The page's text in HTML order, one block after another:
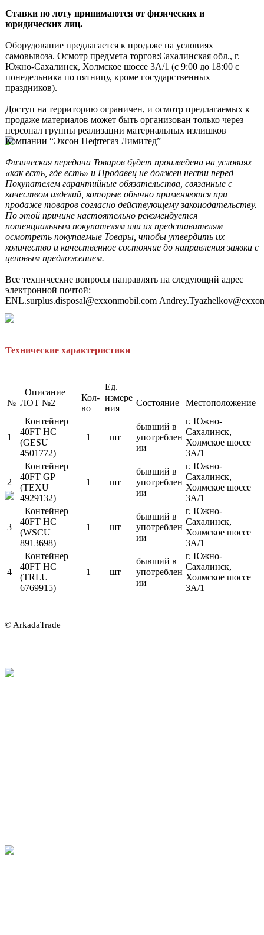
Ставки по лоту принимаются от физических и
юридических лиц.
Оборудование предлагается к продаже на условиях
самовывоза. Осмотр предмета торгов:Сахалинская обл., г.
Южно-Сахалинск, Холмское шоссе 3А/1 (с 9:00 до 18:00 с
понедельника по пятницу, кроме государственных
праздников).
Доступ на территорию ограничен, и осмотр предлагаемых к
продаже материалов может быть организован только через
персонал группы реализации материальных излишков
Компании “Эксон Нефтегаз Лимитед”
Физическая передача Товаров будет произведена на условиях
«как есть, где есть» и Продавец не должен нести перед
Покупателем гарантийные обязательства, связанные с
качеством изделий, которые обычно применяются при
продаже товаров согласно действующему законодательству.
По этой причине настоятельно рекомендуется
потенциальным покупателям или их представителям
осмотреть покупаемые Товары, чтобы утвердить их
количество и качественное состояние до направления заявки с
ценовым предложением.
Все технические вопросы направлять на следующий адрес
электронной почтой:
ENL.surplus.disposal@exxonmobil.com
Технические характеристики
№
Описание
ЛОТ №2
Кол-
во
Ед.
измере
ния
Состояние Местоположение
1
Контейнер
40FT HC
(GESU
4501772)
1 шт
бывший в
употреблен
ии
г. Южно-
Сахалинск,
Холмское шоссе
3А/1
2
Контейнер
40FT GP
(TEXU
4929132)
1 шт
бывший в
употреблен
ии
г. Южно-
Сахалинск,
Холмское шоссе
3А/1
3
Контейнер
40FT HC
(WSCU
8913698)
1 шт
бывший в
употреблен
ии
г. Южно-
Сахалинск,
Холмское шоссе
3А/1
4
Контейнер
40FT HC
(TRLU
6769915)
1 шт
бывший в
употреблен
ии
г. Южно-
Сахалинск,
Холмское шоссе
3А/1
© ArkadaTrade